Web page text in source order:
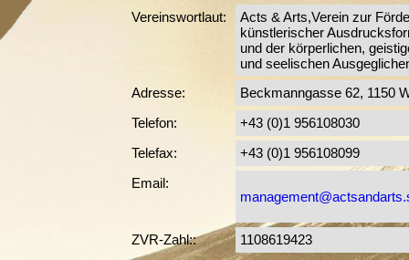
Vereinswortlaut:
Acts & Arts,Verein zur
künstlerischer
und der körperlichen,
und seelischen
Adresse:
Beckmanngasse 62, 1150
Telefon:
+43 (0)1 956108030
Telefax:
+43 (0)1 956108099
Email:
ZVR-Zahl:: 1108619423